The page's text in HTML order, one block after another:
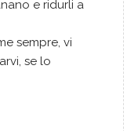
e ridurli a
sempre, vi
se lo